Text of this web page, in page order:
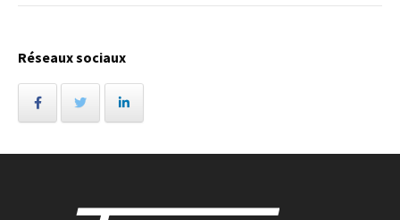
Réseaux sociaux